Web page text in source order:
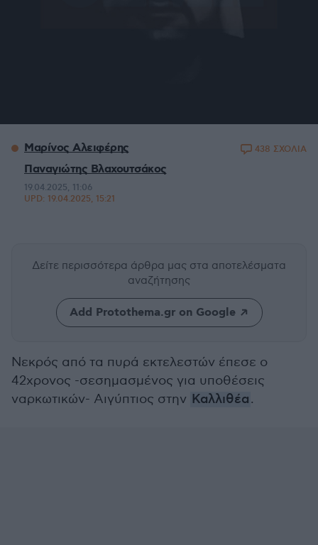
Μαρίνος Αλειφέρης
Παναγιώτης Βλαχουτσάκος
19.04.2025, 11:06
UPD: 19.04.2025, 15:21
438 ΣΧΟΛΙΑ
Δείτε περισσότερα άρθρα μας στα αποτελέσματα
αναζήτησης
Add Protothema.gr on Google
Νεκρός από τα πυρά εκτελεστών έπεσε ο
42χρονος -σεσημασμένος για υποθέσεις
ναρκωτικών- Αιγύπτιος στην Καλλιθέα.